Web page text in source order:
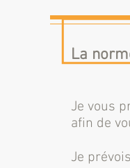
La
Je vous
afin de
Je